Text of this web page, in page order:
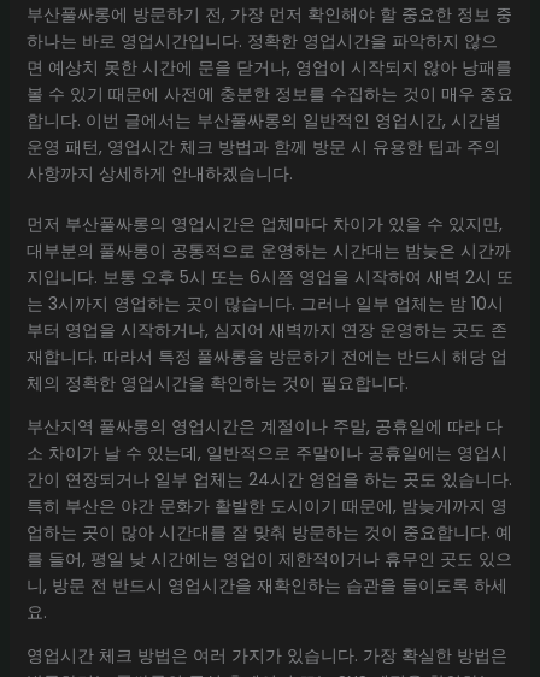
부산풀싸롱에 방문하기 전, 가장 먼저 확인해야 할 중요한 정보 중
하나는 바로 영업시간입니다. 정확한 영업시간을 파악하지 않으
면 예상치 못한 시간에 문을 닫거나, 영업이 시작되지 않아 낭패를
볼 수 있기 때문에 사전에 충분한 정보를 수집하는 것이 매우 중요
합니다. 이번 글에서는 부산풀싸롱의 일반적인 영업시간, 시간별
운영 패턴, 영업시간 체크 방법과 함께 방문 시 유용한 팁과 주의
사항까지 상세하게 안내하겠습니다.
먼저 부산풀싸롱의 영업시간은 업체마다 차이가 있을 수 있지만,
대부분의 풀싸롱이 공통적으로 운영하는 시간대는 밤늦은 시간까
지입니다. 보통 오후 5시 또는 6시쯤 영업을 시작하여 새벽 2시 또
는 3시까지 영업하는 곳이 많습니다. 그러나 일부 업체는 밤 10시
부터 영업을 시작하거나, 심지어 새벽까지 연장 운영하는 곳도 존
재합니다. 따라서 특정 풀싸롱을 방문하기 전에는 반드시 해당 업
체의 정확한 영업시간을 확인하는 것이 필요합니다.
부산지역 풀싸롱의 영업시간은 계절이나 주말, 공휴일에 따라 다
소 차이가 날 수 있는데, 일반적으로 주말이나 공휴일에는 영업시
간이 연장되거나 일부 업체는 24시간 영업을 하는 곳도 있습니다.
특히 부산은 야간 문화가 활발한 도시이기 때문에, 밤늦게까지 영
업하는 곳이 많아 시간대를 잘 맞춰 방문하는 것이 중요합니다. 예
를 들어, 평일 낮 시간에는 영업이 제한적이거나 휴무인 곳도 있으
니, 방문 전 반드시 영업시간을 재확인하는 습관을 들이도록 하세
요.
영업시간 체크 방법은 여러 가지가 있습니다. 가장 확실한 방법은